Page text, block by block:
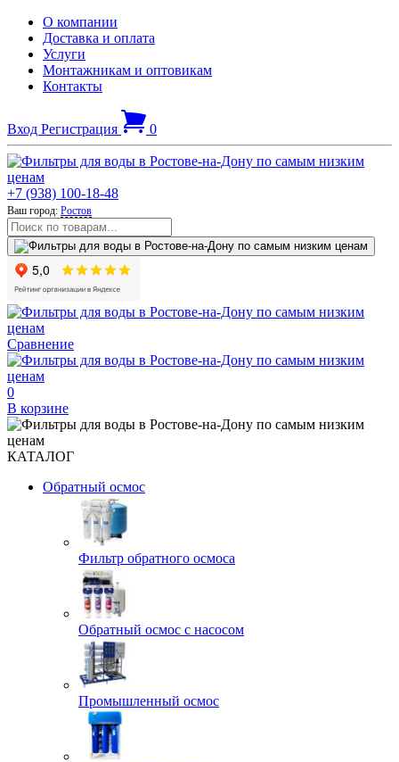
О компании
Доставка и оплата
Услуги
Монтажникам и оптовикам
Контакты
Вход Регистрация 0
+7 (938) 100-18-48
Ваш город: Ростов
Сравнение
0
В корзине
КАТАЛОГ
Обратный осмос
Фильтр обратного осмоса
Обратный осмос с насосом
Промышленный осмос